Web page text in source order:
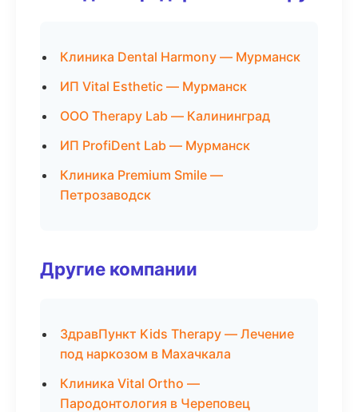
Клиника Dental Harmony — Мурманск
ИП Vital Esthetic — Мурманск
ООО Therapy Lab — Калининград
ИП ProfiDent Lab — Мурманск
Клиника Premium Smile —
Петрозаводск
Другие компании
ЗдравПункт Kids Therapy — Лечение
под наркозом в Махачкала
Клиника Vital Ortho —
Пародонтология в Череповец